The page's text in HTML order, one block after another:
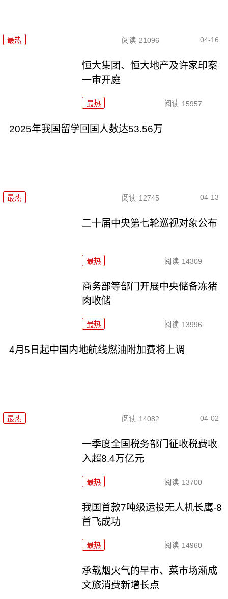
最热 阅读 21096 04-16
恒大集团、恒大地产及许家印案
一审开庭
最热 阅读 15957
2025年我国留学回国人数达53.56万
最热 阅读 12745 04-13
二十届中央第七轮巡视对象公布
最热 阅读 14309
商务部等部门开展中央储备冻猪
肉收储
最热 阅读 13996
4月5日起中国内地航线燃油附加费将上调
最热 阅读 14082 04-02
一季度全国税务部门征收税费收
入超8.4万亿元
最热 阅读 13700
我国首款7吨级运投无人机长鹰-8
首飞成功
最热 阅读 14960
承载烟火气的早市、菜市场渐成
文旅消费新增长点